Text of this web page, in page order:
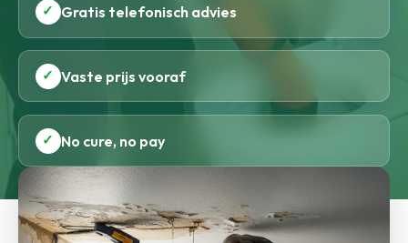
✓ Gratis telefonisch advies
✓ Vaste prijs vooraf
✓ No cure, no pay